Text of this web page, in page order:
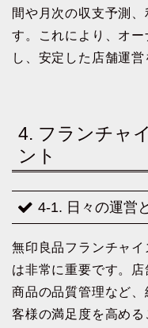
間や月次の収支予測
す。これにより、オ
し、安定した店舗運
4. フランチャ
ント
4-1. 日々の運営
無印良品フランチャ
は非常に重要です。店
商品の品質管理など
客様の満足度を高め